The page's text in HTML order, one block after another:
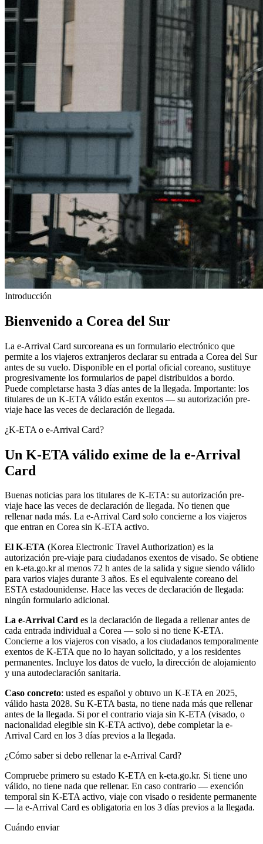
Introducción
Bienvenido a Corea del Sur
La e-Arrival Card surcoreana es un formulario electrónico que
permite a los viajeros extranjeros declarar su entrada a Corea del Sur
antes de su vuelo. Disponible en el portal oficial coreano, sustituye
progresivamente los formularios de papel distribuidos a bordo.
Puede completarse hasta 3 días antes de la llegada. Importante: los
titulares de un K-ETA válido están exentos — su autorización pre-
viaje hace las veces de declaración de llegada.
¿K-ETA o e-Arrival Card?
Un K-ETA válido exime de la e-Arrival
Card
Buenas noticias para los titulares de K-ETA: su autorización pre-
viaje hace las veces de declaración de llegada. No tienen que
rellenar nada más. La e-Arrival Card solo concierne a los viajeros
que entran en Corea sin K-ETA activo.
El K-ETA (Korea Electronic Travel Authorization) es la
autorización pre-viaje para ciudadanos exentos de visado. Se obtiene
en k-eta.go.kr al menos 72 h antes de la salida y sigue siendo válido
para varios viajes durante 3 años. Es el equivalente coreano del
ESTA estadounidense. Hace las veces de declaración de llegada:
ningún formulario adicional.
La e-Arrival Card es la declaración de llegada a rellenar antes de
cada entrada individual a Corea — solo si no tiene K-ETA.
Concierne a los viajeros con visado, a los ciudadanos temporalmente
exentos de K-ETA que no lo hayan solicitado, y a los residentes
permanentes. Incluye los datos de vuelo, la dirección de alojamiento
y una autodeclaración sanitaria.
Caso concreto: usted es español y obtuvo un K-ETA en 2025,
válido hasta 2028. Su K-ETA basta, no tiene nada más que rellenar
antes de la llegada. Si por el contrario viaja sin K-ETA (visado, o
nacionalidad elegible sin K-ETA activo), debe completar la e-
Arrival Card en los 3 días previos a la llegada.
¿Cómo saber si debo rellenar la e-Arrival Card?
Compruebe primero su estado K-ETA en k-eta.go.kr. Si tiene uno
válido, no tiene nada que rellenar. En caso contrario — exención
temporal sin K-ETA activo, viaje con visado o residente permanente
— la e-Arrival Card es obligatoria en los 3 días previos a la llegada.
Cuándo enviar